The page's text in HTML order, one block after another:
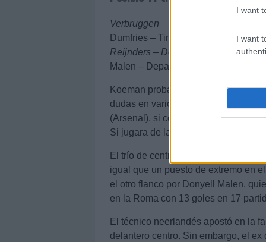
I want
I want
Verbruggen
Dumfries – Timber – Van Dijk – Van
Reijnders – De Jong – Gravenberch
Malen – Depay – Gakpo
Koeman probablemente opte por el
dudas en varios puestos. En
(Arsenal), si cómo lateral derecho o
Si jugara de lateral, Dumfries se
El trío de centrocampistas parece
igual que un puesto de extremo en
el otro flanco por Donyell Malen,
en la Roma con 13 goles en 17
El técnico neerlandés apostó en la
delantero centro. Sin embargo, el